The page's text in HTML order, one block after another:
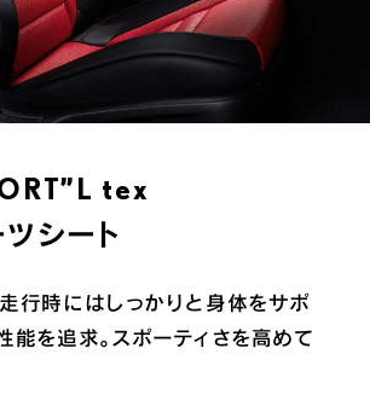
tex
シート
行時にはしっかりと身体をサポ
能を追求。スポーティさを高めて